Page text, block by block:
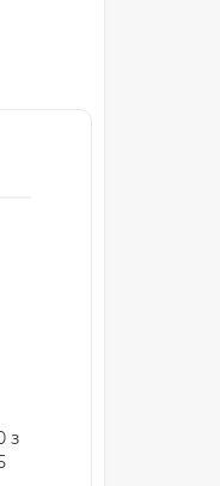
з